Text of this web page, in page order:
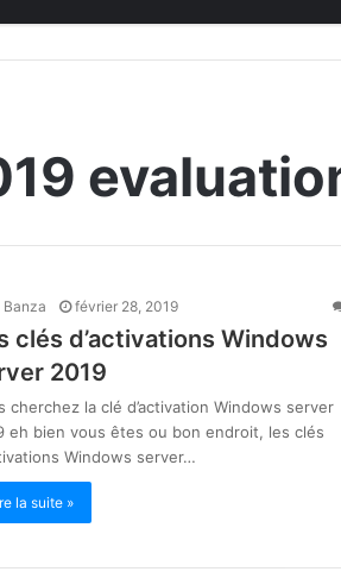
février 28, 2019
clés d’activations Windows
2019
cherchez la clé d’activation Windows server
eh bien vous êtes ou bon endroit, les clés
Windows server…
la suite »